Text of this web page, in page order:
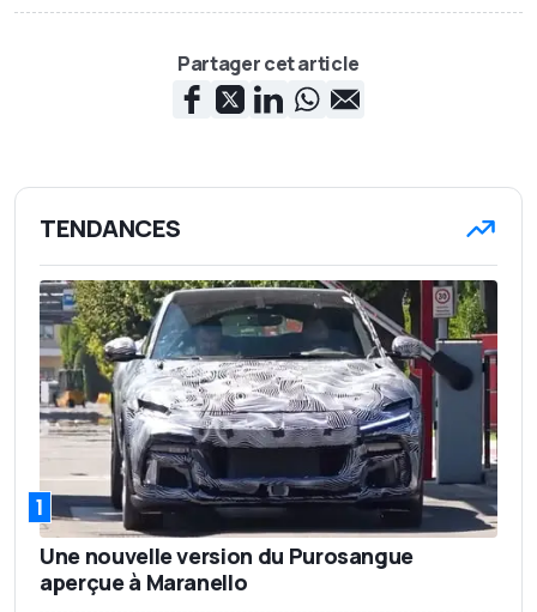
Partager cet article
TENDANCES
1
Une nouvelle version du Purosangue
aperçue à Maranello